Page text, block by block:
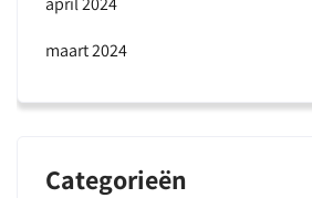
maart 2024
Categorieën